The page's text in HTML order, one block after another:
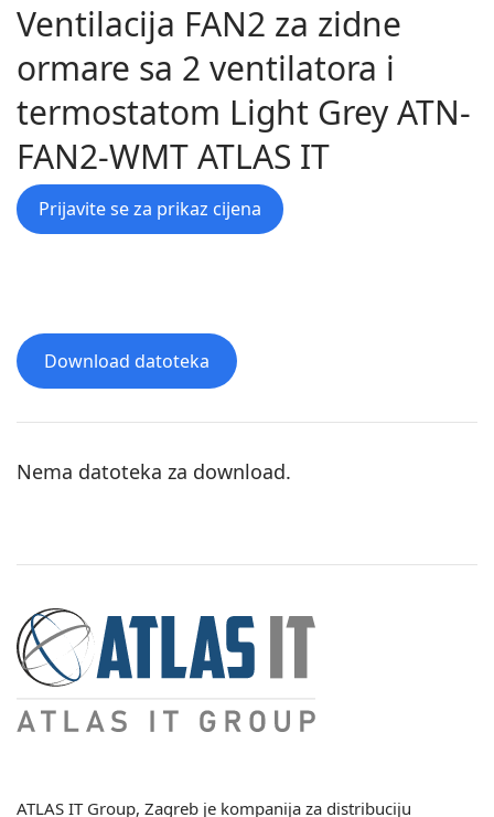
Ventilacija FAN2 za zidne
ormare sa 2 ventilatora i
termostatom Light Grey ATN-
FAN2-WMT ATLAS IT
Prijavite se za prikaz cijena
Download datoteka
Nema datoteka za download.
ATLAS IT Group, Zagreb je kompanija za distribuciju